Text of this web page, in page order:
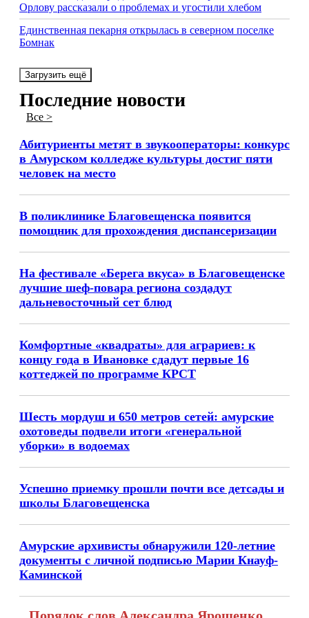
Орлову рассказали о проблемах и угостили хлебом
Единственная пекарня открылась в северном поселке
Бомнак
Загрузить ещё
Последние новости
Все >
Абитуриенты метят в звукооператоры: конкурс
в Амурском колледже культуры достиг пяти
человек на место
В поликлинике Благовещенска появится
помощник для прохождения диспансеризации
На фестивале «Берега вкуса» в Благовещенске
лучшие шеф-повара региона создадут
дальневосточный сет блюд
Комфортные «квадраты» для аграриев: к
концу года в Ивановке сдадут первые 16
коттеджей по программе КРСТ
Шесть мордуш и 650 метров сетей: амурские
охотоведы подвели итоги «генеральной
уборки» в водоемах
Успешно приемку прошли почти все детсады и
школы Благовещенска
Амурские архивисты обнаружили 120-летние
документы с личной подписью Марии Кнауф-
Каминской